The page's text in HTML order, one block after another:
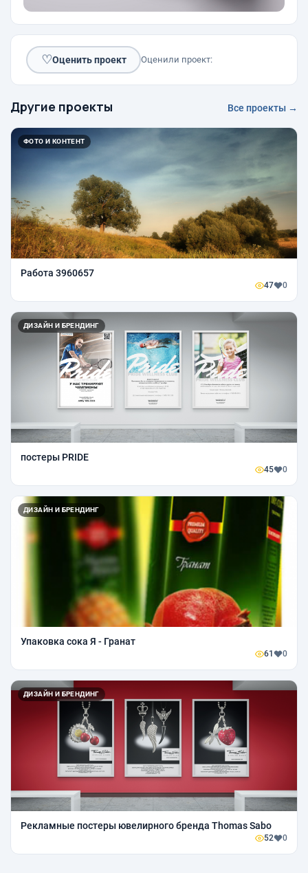
♡Оценить проект Оценили проект:
Другие проекты Все проекты →
ФОТО И КОНТЕНТ
Работа 3960657
47 0
ДИЗАЙН И БРЕНДИНГ
постеры PRIDE
45 0
ДИЗАЙН И БРЕНДИНГ
Упаковка сока Я - Гранат
61 0
ДИЗАЙН И БРЕНДИНГ
Рекламные постеры ювелирного бренда Thomas Sabo
52 0